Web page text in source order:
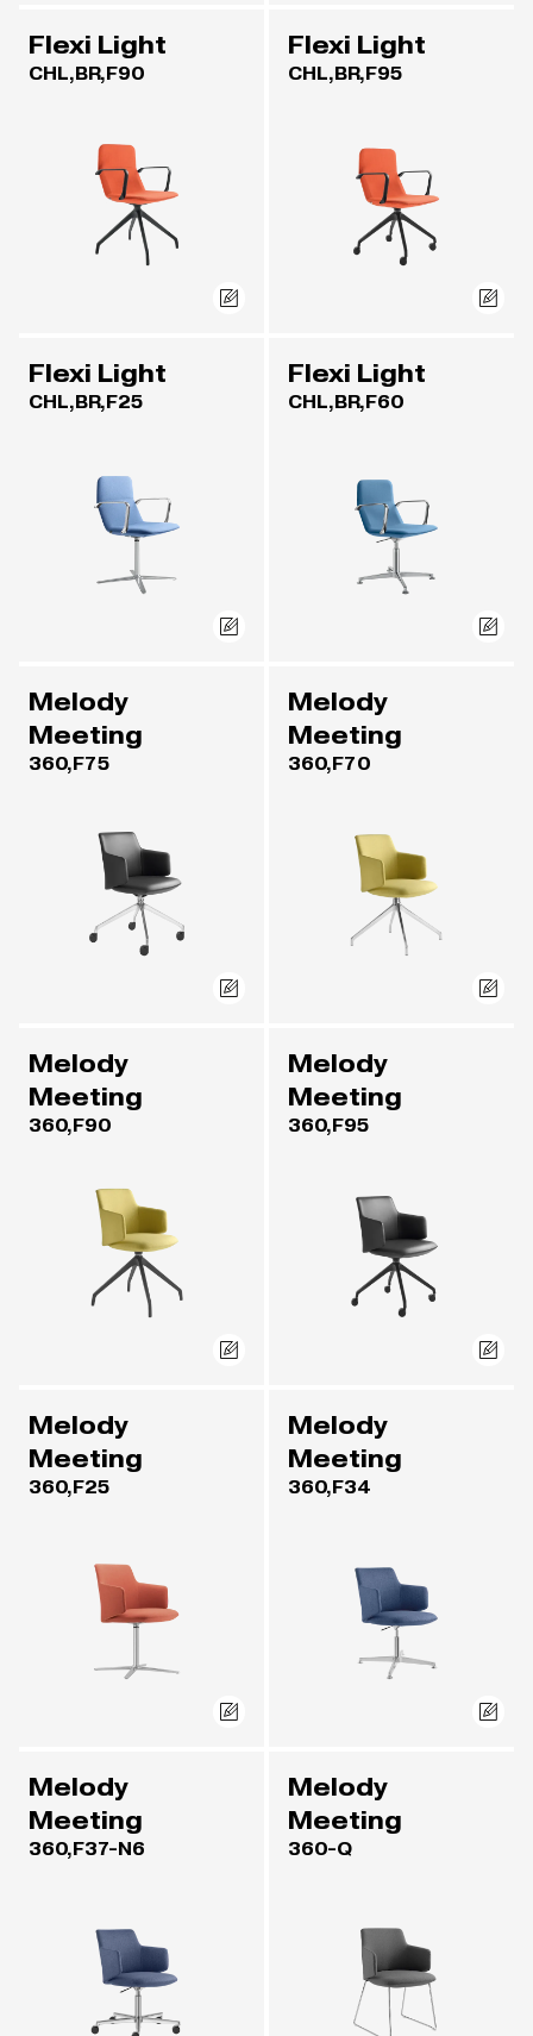
Flexi Light
CHL,BR,F90
Flexi Light
CHL,BR,F95
Flexi Light
CHL,BR,F25
Flexi Light
CHL,BR,F60
Melody
Meeting
360,F75
Melody
Meeting
360,F70
Melody
Meeting
360,F90
Melody
Meeting
360,F95
Melody
Meeting
360,F25
Melody
Meeting
360,F34
Melody
Meeting
360,F37-N6
Melody
Meeting
360-Q